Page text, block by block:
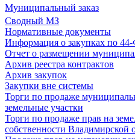
Муниципальный заказ
Сводный МЗ
Нормативные документы
Информация о закупках по
Отчет о размещении
Архив реестра контрактов
Архив закупок
Закупки вне системы
Торги по продаже
земельные участки
Торги по продаже прав на
собственности Владимирской